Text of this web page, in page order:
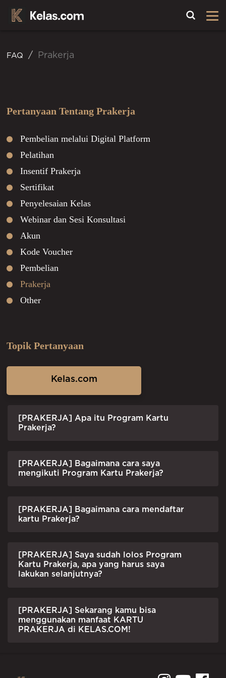
FAQ Prakerja
Pertanyaan Tentang Prakerja
Pembelian melalui Digital Platform
Pelatihan
Insentif Prakerja
Sertifikat
Penyelesaian Kelas
Webinar dan Sesi Konsultasi
Akun
Kode Voucher
Pembelian
Prakerja
Other
Topik Pertanyaan
Kelas.com
[PRAKERJA] Apa itu Program Kartu
Prakerja?
[PRAKERJA] Bagaimana cara saya
mengikuti Program Kartu Prakerja?
[PRAKERJA] Bagaimana cara mendaftar
kartu Prakerja?
[PRAKERJA] Saya sudah lolos Program
Kartu Prakerja, apa yang harus saya
lakukan selanjutnya?
[PRAKERJA] Sekarang kamu bisa
menggunakan manfaat KARTU
PRAKERJA di KELAS.COM!